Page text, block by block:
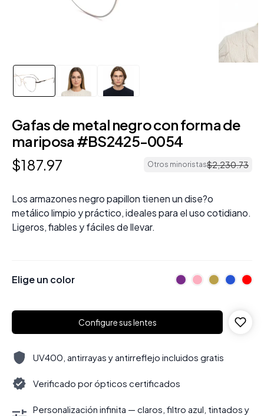
Gafas de metal negro con forma de
mariposa #BS2425-0054
$187.97 Otros minoristas$2,230.73
Los armazones negro papillon tienen un dise?o
metálico limpio y práctico, ideales para el uso cotidiano.
Ligeros, fiables y fáciles de llevar.
Elige un color
Configure sus lentes
UV400, antirrayas y antirreflejo incluidos gratis
Verificado por ópticos certificados
Personalización infinita — claros, filtro azul, tintados y